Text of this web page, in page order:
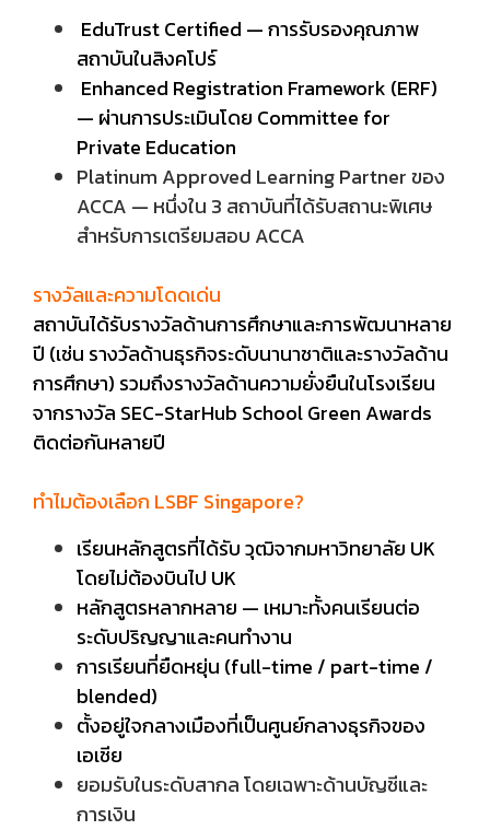
EduTrust Certified — การรับรองคุณภาพ
สถาบันในสิงคโปร์
Enhanced Registration Framework (ERF)
— ผ่านการประเมินโดย Committee for
Private Education
Platinum Approved Learning Partner ของ
ACCA — หนึ่งใน 3 สถาบันที่ได้รับสถานะพิเศษ
สำหรับการเตรียมสอบ ACCA
รางวัลและความโดดเด่น
สถาบันได้รับรางวัลด้านการศึกษาและการพัฒนาหลาย
ปี (เช่น รางวัลด้านธุรกิจระดับนานาชาติและรางวัลด้าน
การศึกษา) รวมถึงรางวัลด้านความยั่งยืนในโรงเรียน
จากรางวัล SEC-StarHub School Green Awards
ติดต่อกันหลายปี
ทำไมต้องเลือก LSBF Singapore?
เรียนหลักสูตรที่ได้รับ วุฒิจากมหาวิทยาลัย UK
โดยไม่ต้องบินไป UK
หลักสูตรหลากหลาย — เหมาะทั้งคนเรียนต่อ
ระดับปริญญาและคนทำงาน
การเรียนที่ยืดหยุ่น (full-time / part-time /
blended)
ตั้งอยู่ใจกลางเมืองที่เป็นศูนย์กลางธุรกิจของ
เอเชีย
ยอมรับในระดับสากล โดยเฉพาะด้านบัญชีและ
การเงิน